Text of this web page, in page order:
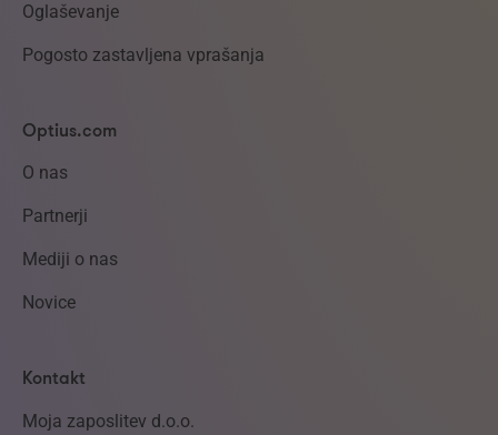
Oglaševanje
Pogosto zastavljena vprašanja
Optius.com
O nas
Partnerji
Mediji o nas
Novice
Kontakt
Moja zaposlitev d.o.o.